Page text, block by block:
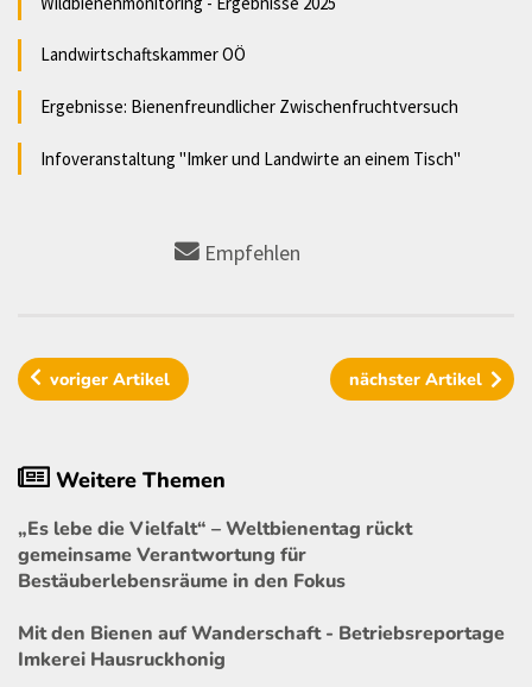
Landwirtschaftskammer OÖ
Ergebnisse: Bienenfreundlicher Zwischenfruchtversuch
Infoveranstaltung "Imker und Landwirte an einem Tisch"
Empfehlen
vorigerArtikel nächster Artikel
Weitere Themen
„Es lebe die Vielfalt“ – Weltbienentag rückt
gemeinsame Verantwortung für
Bestäuberlebensräume in den Fokus
Mit den Bienen auf Wanderschaft - Betriebsreportage
Imkerei Hausruckhonig